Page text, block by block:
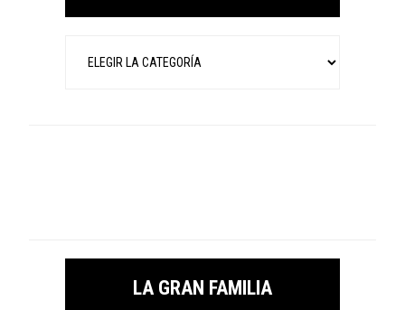
LA GRAN FAMILIA